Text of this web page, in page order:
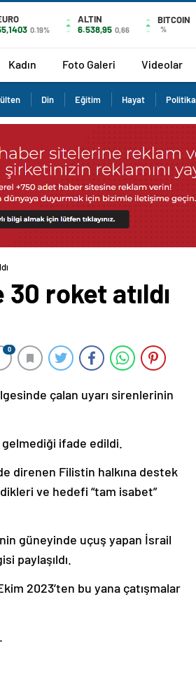
0.19%
ALTIN
6.538,95 0,66
BITCOIN
%
Kadın Foto Galeri Videolar
Din Eğitim Hayat Politika
roket atıldı
0
çalan uyarı sirenlerinin
gelmediği ifade edildi.
direnen Filistin halkına destek
ve hedefi “tam isabet”
güneyinde uçuş yapan İsrail
paylaşıldı.
2023’ten bu yana çatışmalar